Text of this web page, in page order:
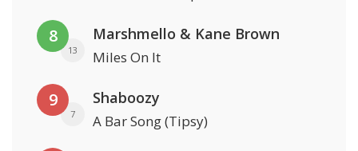
8
13
Marshmello & Kane Brown
Miles On It
9
7
Shaboozy
A Bar Song (Tipsy)